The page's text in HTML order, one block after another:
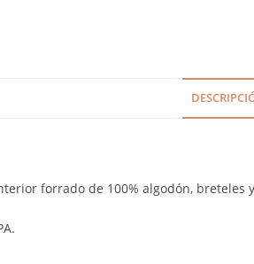
forrado de 100% algodón, breteles